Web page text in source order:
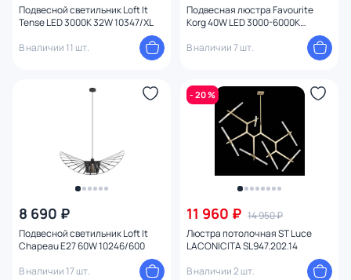
Подвесной светильник Loft It
Tense LED 3000K 32W 10347/XL
В наличии 11 шт.
Подвесная люстра Favourite
Korg 40W LED 3000-6000К
4435-2P
В наличии 7 шт.
8 690 ₽
Подвесной светильник Loft It
Chapeau E27 60W 10246/600
В наличии 17 шт.
- 20 %
11 960 ₽ 14 950 ₽
Люстра потолочная ST Luce
LACONICITA SL947.202.14
В наличии 2 шт.